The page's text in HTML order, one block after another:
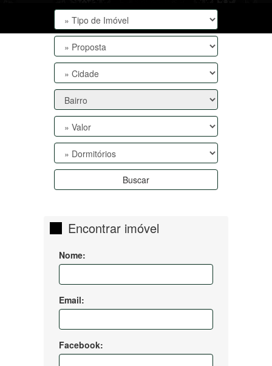
Buscar
Encontrar imóvel
Nome:
Email:
Facebook: